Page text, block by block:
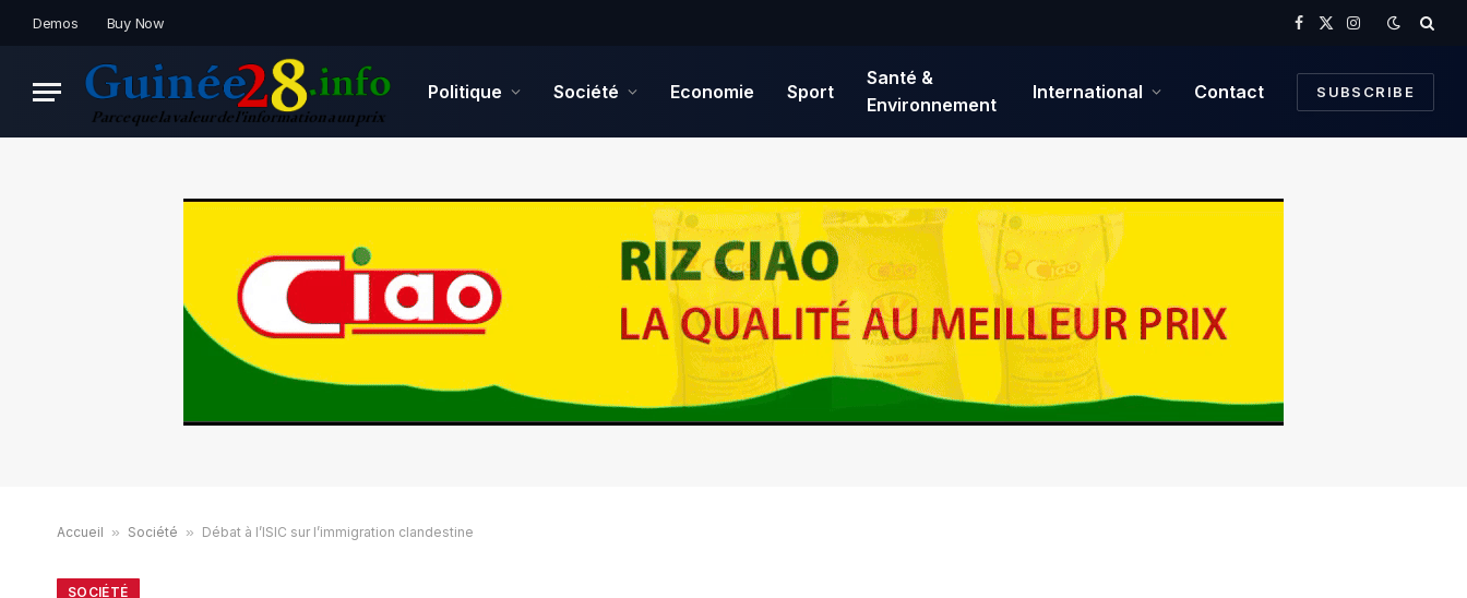
Demos Buy Now
Facebook
X
Instagram
Politique Société Economie Sport
Santé &
Environnement
International Contact SUBSCRIBE
Accueil » Société » Débat à l’ISIC sur l’immigration clandestine
SOCIÉTÉ